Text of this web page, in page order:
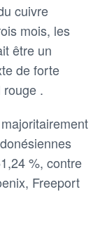
cuivre
mois, les
être un
de forte
.
%, contre
Freeport